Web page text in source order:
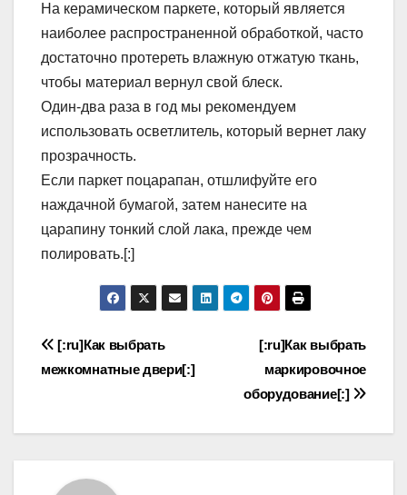
На керамическом паркете, который является
наиболее распространенной обработкой, часто
достаточно протереть влажную отжатую ткань,
чтобы материал вернул свой блеск.
Один-два раза в год мы рекомендуем
использовать осветлитель, который вернет лаку
прозрачность.
Если паркет поцарапан, отшлифуйте его
наждачной бумагой, затем нанесите на
царапину тонкий слой лака, прежде чем
полировать.[:]
Навигация
записям
[:ru]Как выбрать
маркировочное
оборудование[:]
[:ru]Как выбрать
межкомнатные двери[:]